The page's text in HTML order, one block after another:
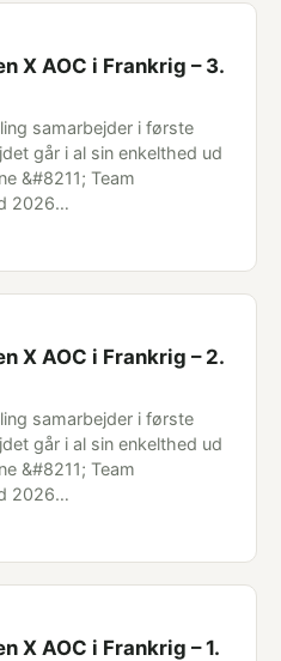
X AOC i Frankrig – 3.
samarbejder i første
går i al sin enkelthed ud
&#8211; Team
2026…
X AOC i Frankrig – 2.
samarbejder i første
går i al sin enkelthed ud
&#8211; Team
2026…
X AOC i Frankrig – 1.